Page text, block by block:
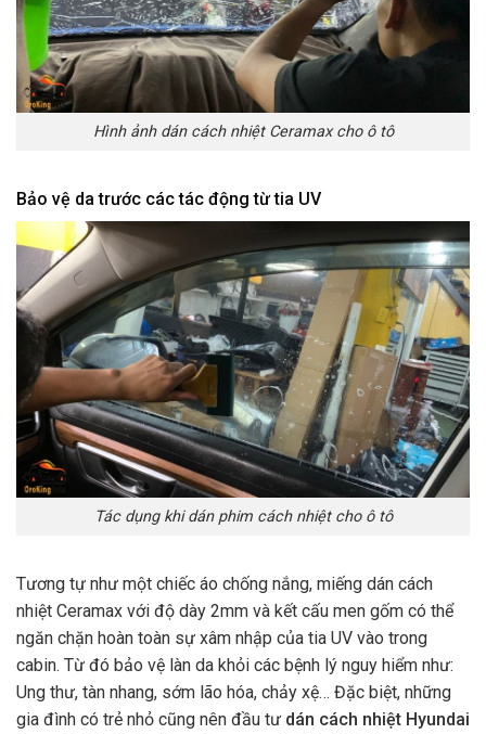
Hình ảnh dán cách nhiệt Ceramax cho ô tô
Bảo vệ da trước các tác động từ tia UV
Tác dụng khi dán phim cách nhiệt cho ô tô
Tương tự như một chiếc áo chống nắng, miếng dán cách
nhiệt Ceramax với độ dày 2mm và kết cấu men gốm có thể
ngăn chặn hoàn toàn sự xâm nhập của tia UV vào trong
cabin. Từ đó bảo vệ làn da khỏi các bệnh lý nguy hiểm như:
Ung thư, tàn nhang, sớm lão hóa, chảy xệ… Đặc biệt, những
gia đình có trẻ nhỏ cũng nên đầu tư dán cách nhiệt Hyundai